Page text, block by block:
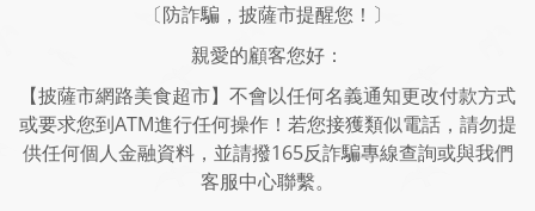
〔防詐騙，披薩市提醒您！〕
親愛的顧客您好：
【披薩市網路美食超市】不會以任何名義通知更改付款方式
或要求您到ATM進行任何操作！若您接獲類似電話，請勿提
供任何個人金融資料，並請撥165反詐騙專線查詢或與我們
客服中心聯繫。